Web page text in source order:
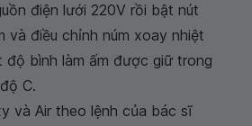
điện lưới 220V rồi bật nút
và điều chỉnh núm xoay nhiệt
độ bình làm ấm được giữ trong
C.
và Air theo lệnh của bác sĩ